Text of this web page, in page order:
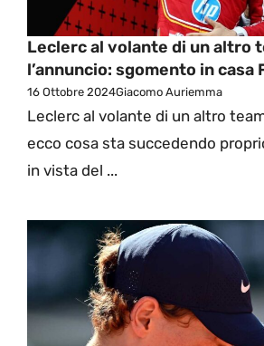
Leclerc al volante di un altro
l’annuncio: sgomento in casa
16 Ottobre 2024Giacomo Auriemma
Leclerc al volante di un altro
ecco cosa sta succedendo
in vista del ...